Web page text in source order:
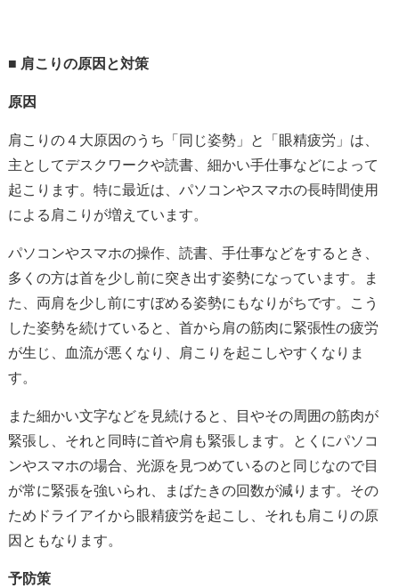
■ 肩こりの原因と対策
原因
肩こりの４大原因のうち「同じ姿勢」と「眼精疲労」は、
主としてデスクワークや読書、細かい手仕事などによって
起こります。特に最近は、パソコンやスマホの長時間使用
による肩こりが増えています。
パソコンやスマホの操作、読書、手仕事などをするとき、
多くの方は首を少し前に突き出す姿勢になっています。ま
た、両肩を少し前にすぼめる姿勢にもなりがちです。こう
した姿勢を続けていると、首から肩の筋肉に緊張性の疲労
が生じ、血流が悪くなり、肩こりを起こしやすくなりま
す。
また細かい文字などを見続けると、目やその周囲の筋肉が
緊張し、それと同時に首や肩も緊張します。とくにパソコ
ンやスマホの場合、光源を見つめているのと同じなので目
が常に緊張を強いられ、まばたきの回数が減ります。その
ためドライアイから眼精疲労を起こし、それも肩こりの原
因ともなります。
予防策